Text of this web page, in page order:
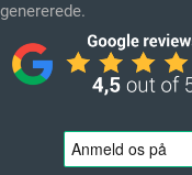
genererede.